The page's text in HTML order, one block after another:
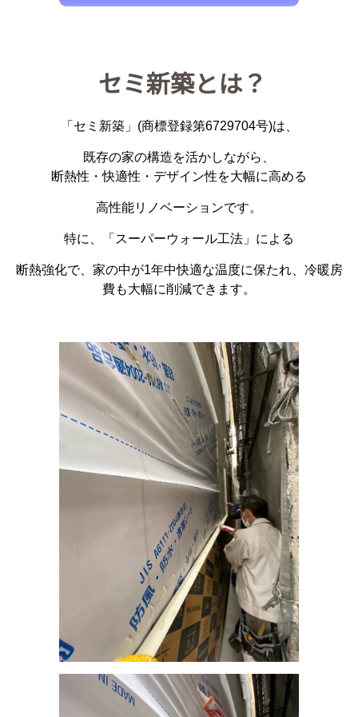
セミ新築とは？
「セミ新築」(商標登録第6729704号)は、
既存の家の構造を活かしながら、
断熱性・快適性・デザイン性を大幅に高める
高性能リノベーションです。
特に、「スーパーウォール工法」による
断熱強化で、家の中が1年中快適な温度に保たれ、冷暖房
費も大幅に削減できます。